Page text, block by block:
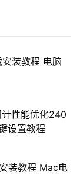
装教程 电脑
性能优化240
设置教程
装教程 Mac电